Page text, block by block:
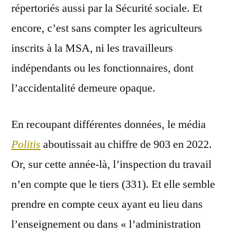
répertoriés aussi par la Sécurité sociale. Et
encore, c’est sans compter les agriculteurs
inscrits à la MSA, ni les travailleurs
indépendants ou les fonctionnaires, dont
l’accidentalité demeure opaque.
En recoupant différentes données, le média
Politis aboutissait au chiffre de 903 en 2022.
Or, sur cette année-là, l’inspection du travail
n’en compte que le tiers (331). Et elle semble
prendre en compte ceux ayant eu lieu dans
l’enseignement ou dans « l’administration